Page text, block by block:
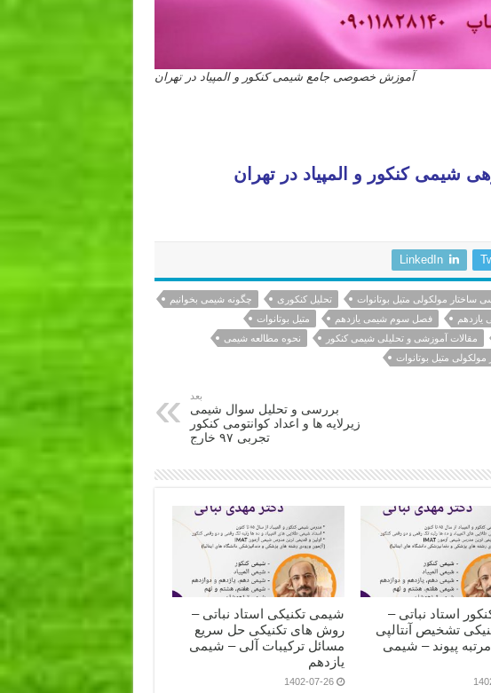
آموزش خصوصی جامع شیمی کنکور و المپیاد در تهران
کنکور و المپیاد در تهران
LinkedIn
ساختار مولکولی متیل بوتانوات تحلیل کنکوری
چگونه شیمی بخوانیم
یازدهم فصل سوم شیمی یازدهم
متیل بوتانوات
مقالات آموزشی و تحلیلی شیمی کنکور
نحوه مطالعه شیمی
متیل بوتانوات
بعد
بررسی و تحلیل سوال شیمی
زیرلایه ها و اعداد کوانتومی کنکور
تجربی ۹۷ خارج
استاد نباتی –
تشخیص آنتالپی
مرتبه پیوند – شیمی
شیمی تکنیکی استاد نباتی –
روش های تکنیکی حل سریع
مسائل ترکیبات آلی – شیمی
یازدهم
1402-07-26